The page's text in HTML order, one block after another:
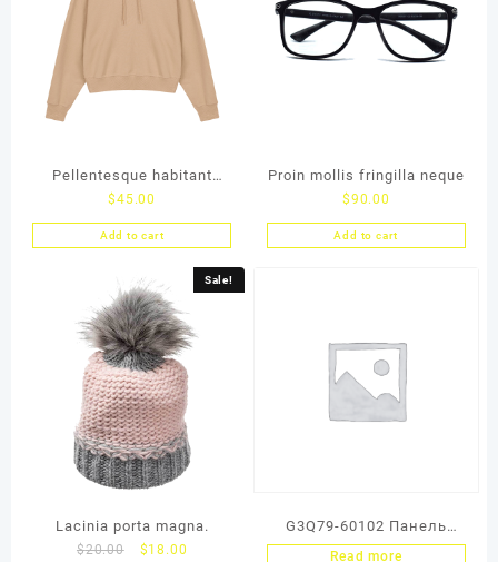
Pellentesque habitant
morb
$45.00
Add to cart
Proin mollis fringilla neque
$90.00
Add to cart
Sale!
Lacinia porta magna.
$20.00 $18.00
G3Q79-60102 Панель
управления (Тех.упак.)
Read more